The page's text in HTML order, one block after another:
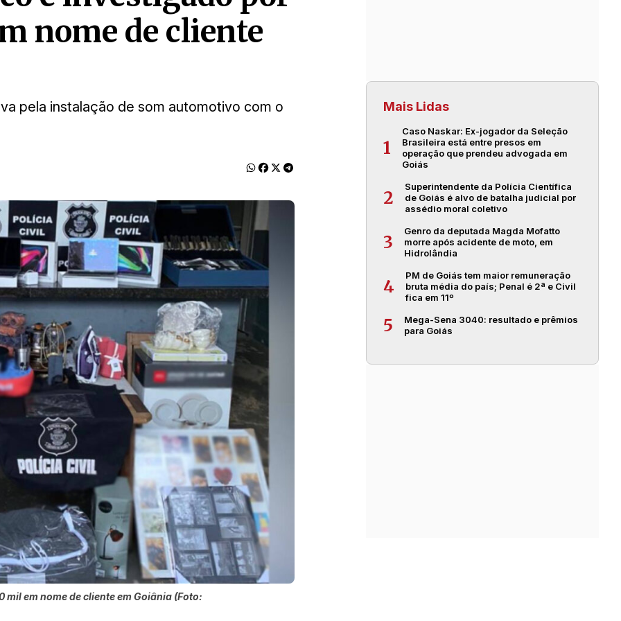
nome de cliente
pela instalação de som automotivo com o
em nome de cliente em Goiânia (Foto:
Mais Lidas
1
Caso Naskar: Ex-jogador da Seleção
Brasileira está entre presos em
operação que prendeu advogada em
Goiás
2
Superintendente da Polícia Científica
de Goiás é alvo de batalha judicial por
assédio moral coletivo
3
Genro da deputada Magda Mofatto
morre após acidente de moto, em
Hidrolândia
4
PM de Goiás tem maior remuneração
bruta média do país; Penal é 2ª e Civil
fica em 11º
5
Mega-Sena 3040: resultado e prêmios
para Goiás